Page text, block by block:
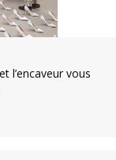
l’encaveur vous